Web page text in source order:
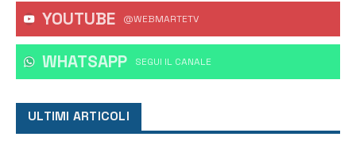
YOUTUBE @WEBMARTETV
WHATSAPP ‎SEGUI IL CANALE
ULTIMI ARTICOLI